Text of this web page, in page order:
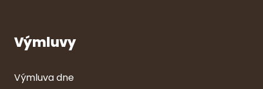
Výmluvy
Výmluva dne